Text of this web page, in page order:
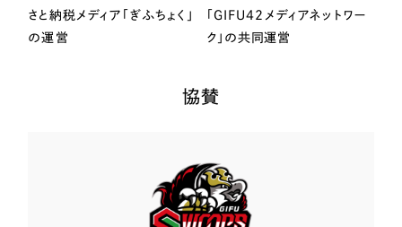
さと納税メディア「ぎふちょく」
の運営
「GIFU42メディアネットワー
ク」の共同運営
協賛